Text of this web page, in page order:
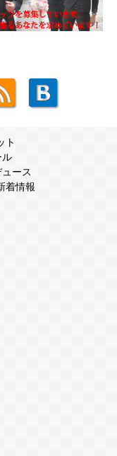
ト
ル
ース
着情報